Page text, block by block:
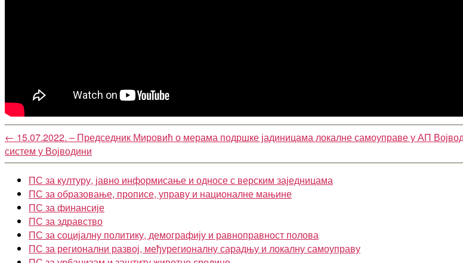
← 15.07.2022. – Председник Мировић о мерама подршке јадиницама локалне самоуправе у АП
систем у Војводини
ПС за културу, јавно информисање и односе с верским заједницама
ПС за образовање, прописе, управу и националне мањине
ПС за финансије
ПС за здравство
ПС за социјалну политику, демографију и равноправност полова
ПС за регионални развој, међурегионалну сарадњу и локалну самоуправу